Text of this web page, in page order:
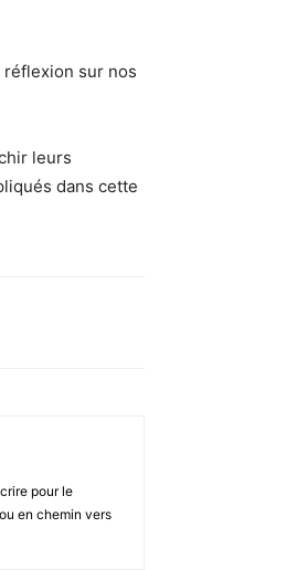
réflexion sur nos
leurs
dans cette
pour le
en chemin vers